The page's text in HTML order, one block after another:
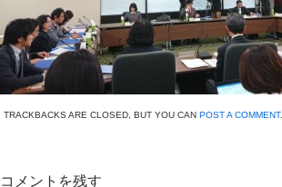
TRACKBACKS ARE CLOSED, BUT YOU CAN POST A COMMENT.
コメントを残す